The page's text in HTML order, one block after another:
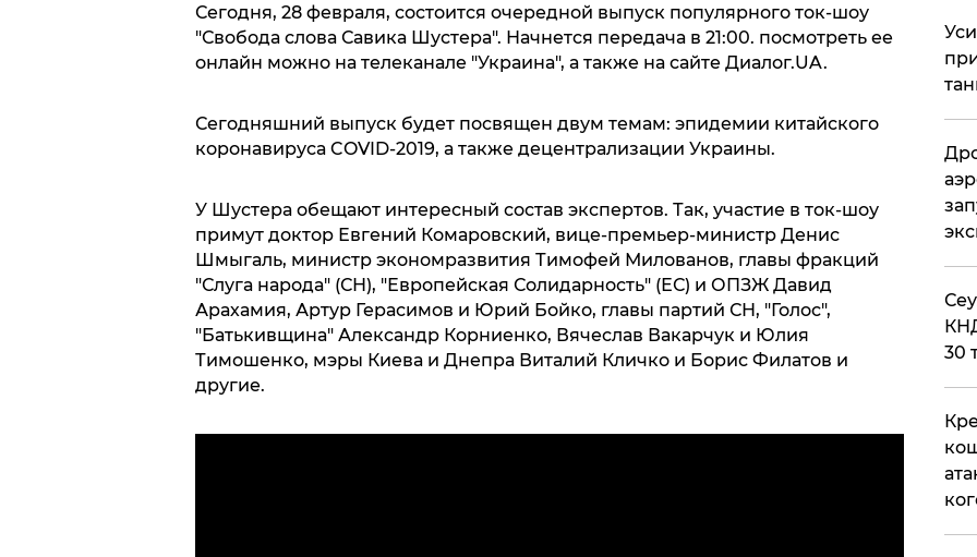
Сегодня, 28 февраля, состоится очередной выпуск популярного ток-шоу
"Свобода слова Савика Шустера". Начнется передача в 21:00. посмотреть ее
онлайн можно на телеканале "Украина", а также на сайте Диалог.UA.
Сегодняшний выпуск будет посвящен двум темам: эпидемии китайского
коронавируса COVID-2019, а также децентрализации Украины.
У Шустера обещают интересный состав экспертов. Так, участие в ток-шоу
примут доктор Евгений Комаровский, вице-премьер-министр Денис
Шмыгаль, министр экономразвития Тимофей Милованов, главы фракций
"Слуга народа" (СН), "Европейская Солидарность" (ЕС) и ОПЗЖ Давид
Арахамия, Артур Герасимов и Юрий Бойко, главы партий СН, "Голос",
"Батькивщина" Александр Корниенко, Вячеслав Вакарчук и Юлия
Тимошенко, мэры Киева и Днепра Виталий Кличко и Борис Филатов и
другие.
30